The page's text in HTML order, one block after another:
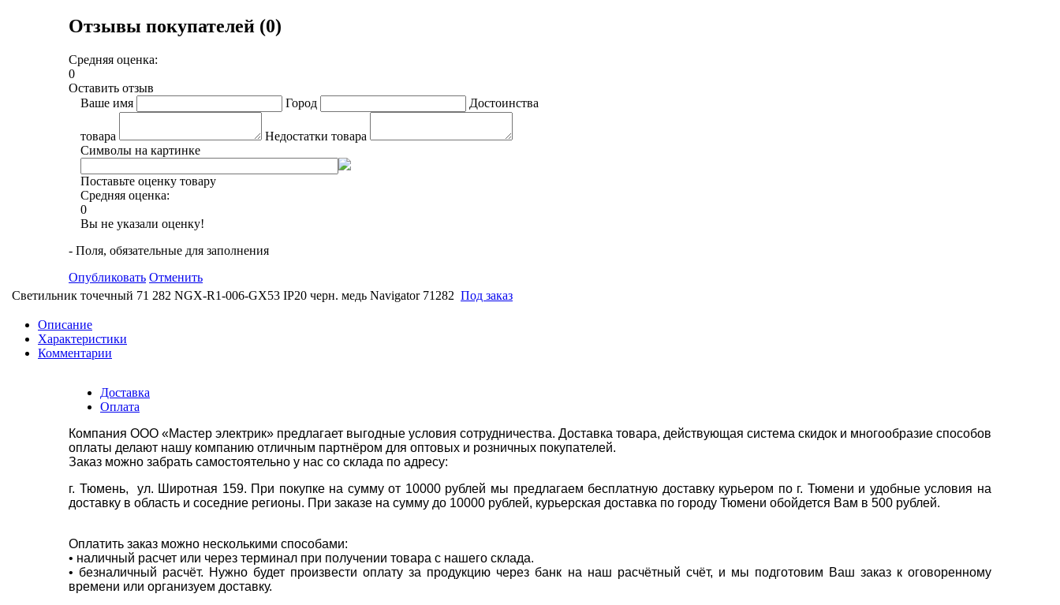
Отзывы покупателей (0)
Средняя оценка:
0
Оставить отзыв
Ваше имя
Город Достоинства
товара
Недостатки товара
Символы на картинке
Поставьте оценку товару
Средняя оценка:
0
Вы не указали оценку!
- Поля, обязательные для заполнения
Опубликовать Отменить
Светильник точечный 71 282 NGX-R1-006-GX53 IP20 черн. медь Navigator 71282 Под заказ
Описание
Характеристики
Комментарии
Доставка
Оплата
Компания ООО «Мастер электрик» предлагает выгодные условия сотрудничества. Доставка товара, действующая система скидок и многообразие способов
оплаты делают нашу компанию отличным партнёром для оптовых и розничных покупателей.
Заказ можно забрать самостоятельно у нас со склада по адресу:
г. Тюмень, ул. Широтная 159. При покупке на сумму от 10000 рублей мы предлагаем бесплатную доставку курьером по г. Тюмени и удобные условия на
доставку в область и соседние регионы. При заказе на сумму до 10000 рублей, курьерская доставка по городу Тюмени обойдется Вам в 500 рублей.
Оплатить заказ можно несколькими способами:
• наличный расчет или через терминал при получении товара с нашего склада.
• безналичный расчёт. Нужно будет произвести оплату за продукцию через банк на наш расчётный счёт, и мы подготовим Ваш заказ к оговоренному
времени или организуем доставку.